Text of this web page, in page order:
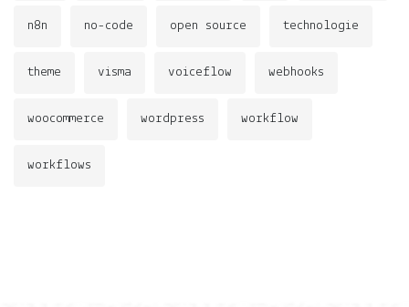
n8n no-code open source technologie
theme visma voiceflow webhooks
woocommerce wordpress workflow
workflows